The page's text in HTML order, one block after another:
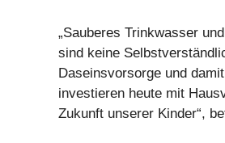
„Sauberes Trinkwasser
sind keine
Daseinsvorsorge und
investieren heute mit
Zukunft unserer Kinder“,